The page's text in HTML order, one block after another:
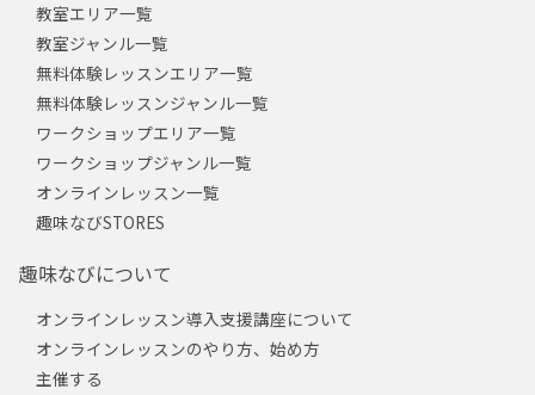
教室エリア一覧
教室ジャンル一覧
無料体験レッスンエリア一覧
無料体験レッスンジャンル一覧
ワークショップエリア一覧
ワークショップジャンル一覧
オンラインレッスン一覧
趣味なびSTORES
趣味なびについて
オンラインレッスン導入支援講座について
オンラインレッスンのやり方、始め方
主催する